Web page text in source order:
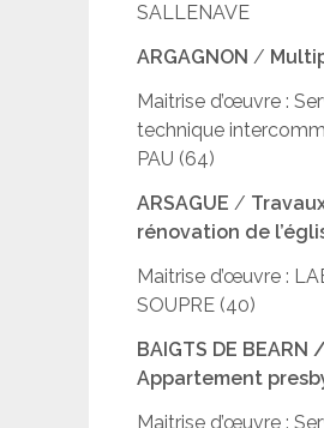
SALLENAVE
ARGAGNON /
Maitrise d’œuvre :
technique
PAU (64)
ARSAGUE /
rénovation de
Maitrise d’œuvre :
SOUPRE (40)
BAIGTS DE BEARN /
Appartement
Maitrise d’œuvre :